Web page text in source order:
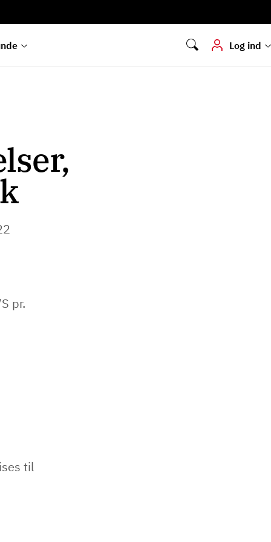
Log ind
Hvis du skal
dokumenter digitalt
pr.
til